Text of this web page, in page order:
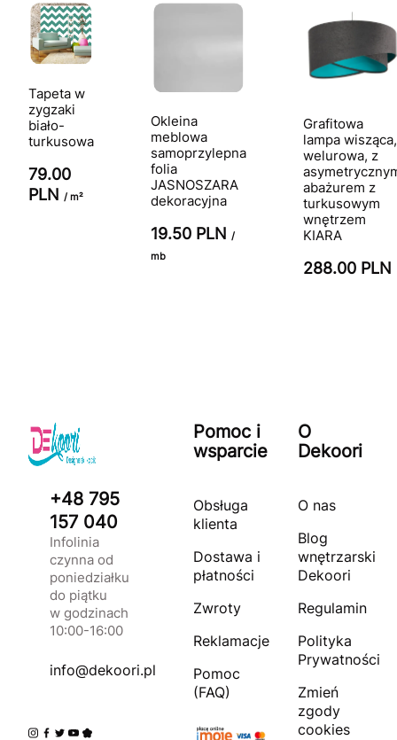
Tapeta w
zygzaki
biało-
turkusowa
79.00
PLN / m²
Okleina
meblowa
samoprzylepna
folia
JASNOSZARA
dekoracyjna
19.50 PLN /
mb
Grafitowa
lampa wisząca,
welurowa, z
abażurem z
turkusowym
wnętrzem
KIARA
288.00 PLN
+48 795
157 040
Infolinia
czynna od
poniedziałku
do piątku
w godzinach
10:00-16:00
info@dekoori.pl
Pomoc i
wsparcie
Obsługa
klienta
Dostawa i
płatności
Zwroty
Reklamacje
Pomoc
(FAQ)
O
Dekoori
O nas
Blog
wnętrzarski
Dekoori
Regulamin
Polityka
Prywatności
Zmień
zgody
cookies